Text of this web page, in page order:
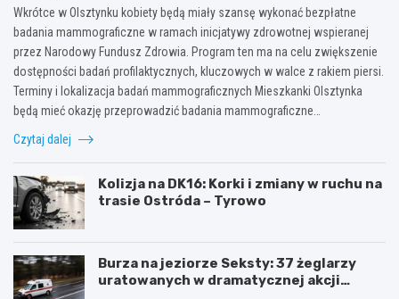
Wkrótce w Olsztynku kobiety będą miały szansę wykonać bezpłatne
badania mammograficzne w ramach inicjatywy zdrowotnej wspieranej
przez Narodowy Fundusz Zdrowia. Program ten ma na celu zwiększenie
dostępności badań profilaktycznych, kluczowych w walce z rakiem piersi.
Terminy i lokalizacja badań mammograficznych Mieszkanki Olsztynka
będą mieć okazję przeprowadzić badania mammograficzne…
Czytaj dalej
Kolizja na DK16: Korki i zmiany w ruchu na
trasie Ostróda – Tyrowo
Burza na jeziorze Seksty: 37 żeglarzy
uratowanych w dramatycznej akcji